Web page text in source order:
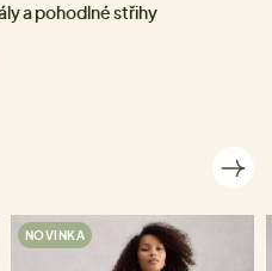
a pohodlné střihy
NOVINKA